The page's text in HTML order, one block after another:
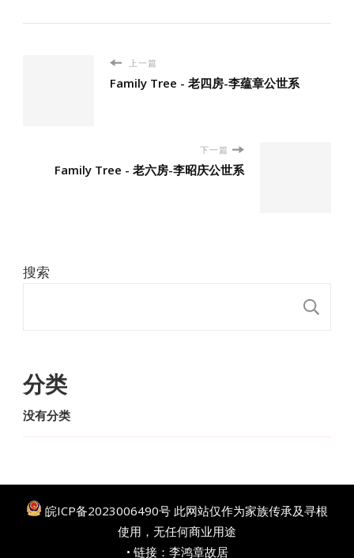
上一篇
Family Tree - 老四房-李蕴章公世系
下一篇
Family Tree - 老六房-李昭庆公世系
搜索
分类
没有分类
皖ICP备2023006490号 此网站仅作为家族传承及寻根
使用，无任何商业用途
• 链接： 李鸿章故居